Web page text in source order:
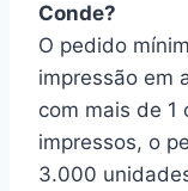
Conde?
O pedido
impressão em
com mais de 1
impressos, o
3.000